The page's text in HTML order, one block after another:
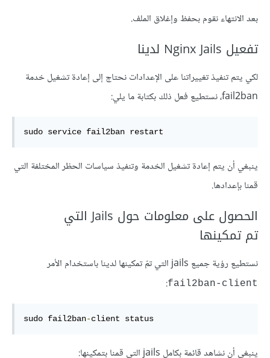
بعد الانتهاء نقوم بحفظ وإغلاق الملف.
تفعيل Nginx Jails لدينا
لكي يتم تنفيذ تغييراتنا على الإعدادات نحتاج إلى إعادة تشغيل خدمة
fail2ban، نستطيع فعل ذلك بكتابة ما يلي:
sudo service fail2ban restart
ينبغي أن يتم إعادة تشغيل الخدمة وتنفيذ سياسات الحظر المختلفة التي
قمنا بإعدادها.
الحصول على معلومات حول Jails التي
تم تمكينها
نستطيع رؤية جميع jails التي تمّ تمكينها لدينا باستخدام الأمر
fail2ban-client
:
sudo fail2ban-client status
ينبغي أن نشاهد قائمة بكامل jails التي قمنا بتمكينها: